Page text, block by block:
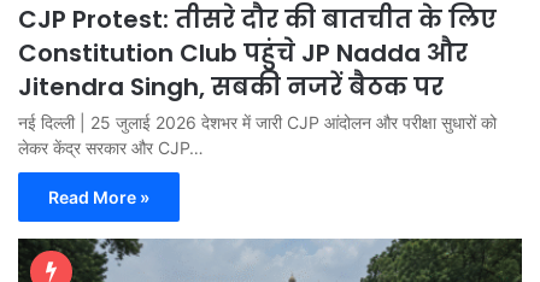
CJP Protest: तीसरे दौर की बातचीत के लिए
Constitution Club पहुंचे JP Nadda और
Jitendra Singh, सबकी नजरें बैठक पर
नई दिल्ली | 25 जुलाई 2026 देशभर में जारी CJP आंदोलन और परीक्षा सुधारों को
लेकर केंद्र सरकार और CJP…
Read More »